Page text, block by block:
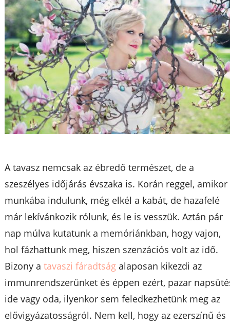
A tavasz nemcsak az ébredő természet, de a
szeszélyes időjárás évszaka is. Korán reggel, amikor
munkába indulunk, még elkél a kabát, de hazafelé
már lekívánkozik rólunk, és le is vesszük. Aztán pár
nap múlva kutatunk a memóriánkban, hogy vajon,
hol fázhattunk meg, hiszen szenzációs volt az idő.
Bizony atavaszi fáradtság alaposan kikezdi az
immunrendszerünket és éppen ezért, pazar
ide vagy oda, ilyenkor sem feledkezhetünk meg az
elővigyázatosságról. Nem kell, hogy az ezerszínű és